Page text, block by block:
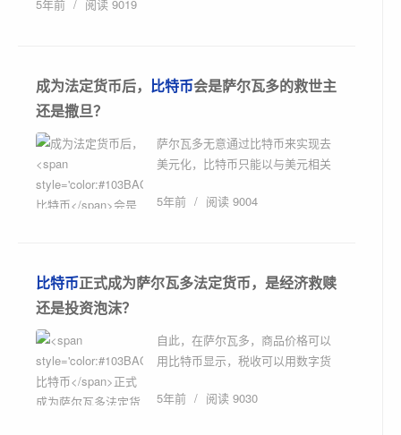
5年前 / 阅读 9019
成为法定货币后， 比特币会是萨尔瓦多的救世主
还是撒旦？
萨尔瓦多无意通过比特币来实现去
美元化，比特币只能以与美元相关
成为萨尔瓦多法定货币背后：美国
5年前 / 阅读 9004
比特币正式成为萨尔瓦多法定货币，是经济救赎
还是投资泡沫？
自此，在萨尔瓦多，商品价格可以
用比特币显示，税收可以用数字货
本利得税。原文标题：《萨尔瓦多
5年前 / 阅读 9030